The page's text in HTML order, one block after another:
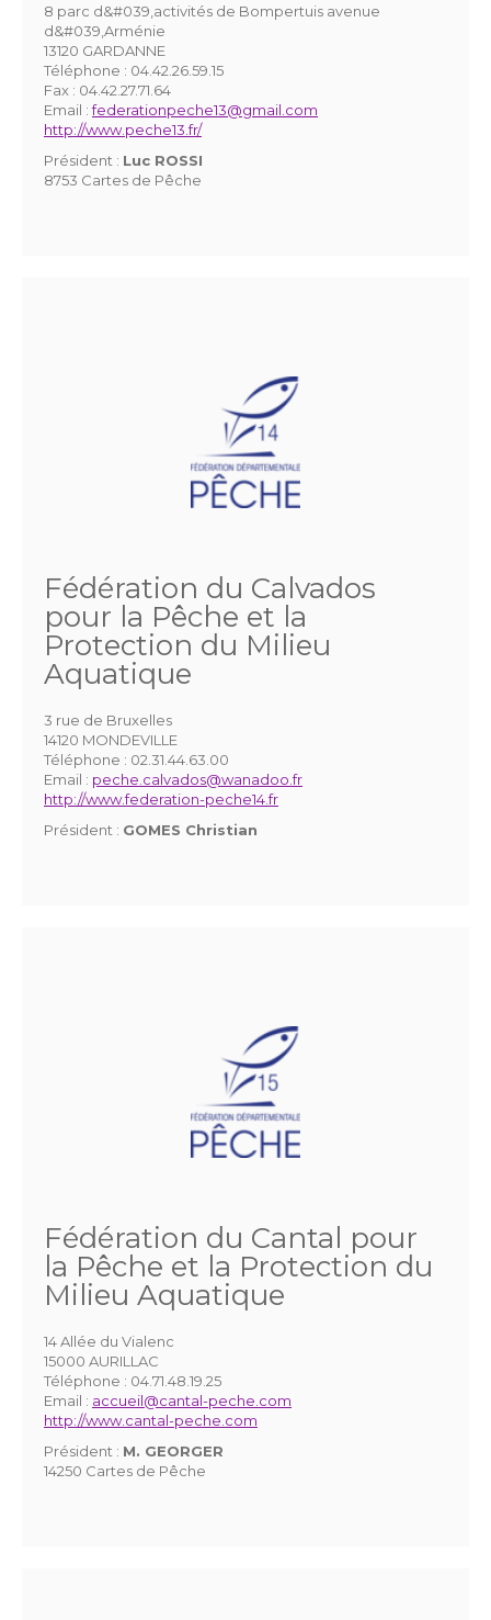
8 parc d&#039,activités de Bompertuis avenue
d&#039,Arménie
13120 GARDANNE
Téléphone : 04.42.26.59.15
Fax : 04.42.27.71.64
Email :federationpeche13@gmail.com
http://www.peche13.fr/
Président : Luc ROSSI
8753 Cartes de Pêche
Fédération du Calvados
pour la Pêche et la
Protection du Milieu
Aquatique
3 rue de Bruxelles
14120 MONDEVILLE
Téléphone : 02.31.44.63.00
Email : peche.calvados@wanadoo.fr
http://www.federation-peche14.fr
Président : GOMES Christian
Fédération du Cantal pour
la Pêche et la Protection du
Milieu Aquatique
14 Allée du Vialenc
15000 AURILLAC
Téléphone : 04.71.48.19.25
Email : accueil@cantal-peche.com
http://www.cantal-peche.com
Président : M. GEORGER
14250 Cartes de Pêche